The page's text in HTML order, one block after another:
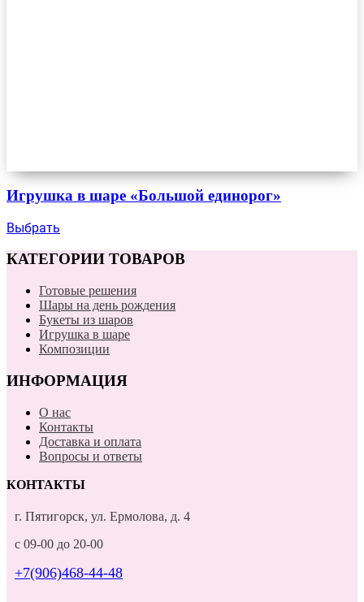
Игрушка в шаре «Большой единорог»
Выбрать
КАТЕГОРИИ ТОВАРОВ
Готовые решения
Шары на день рождения
Букеты из шаров
Игрушка в шаре
Композиции
ИНФОРМАЦИЯ
О нас
Контакты
Доставка и оплата
Вопросы и ответы
КОНТАКТЫ
г. Пятигорск, ул. Ермолова, д. 4
с 09-00 до 20-00
+7(906)468-44-48